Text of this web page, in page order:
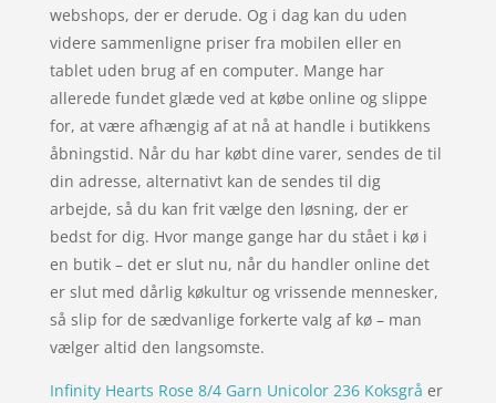
webshops, der er derude. Og i dag kan du uden
videre sammenligne priser fra mobilen eller en
tablet uden brug af en computer. Mange har
allerede fundet glæde ved at købe online og slippe
for, at være afhængig af at nå at handle i butikkens
åbningstid. Når du har købt dine varer, sendes de til
din adresse, alternativt kan de sendes til dig
arbejde, så du kan frit vælge den løsning, der er
bedst for dig. Hvor mange gange har du stået i kø i
en butik – det er slut nu, når du handler online det
er slut med dårlig køkultur og vrissende mennesker,
så slip for de sædvanlige forkerte valg af kø – man
vælger altid den langsomste.
Infinity Hearts Rose 8/4 Garn Unicolor 236 Koksgrå er